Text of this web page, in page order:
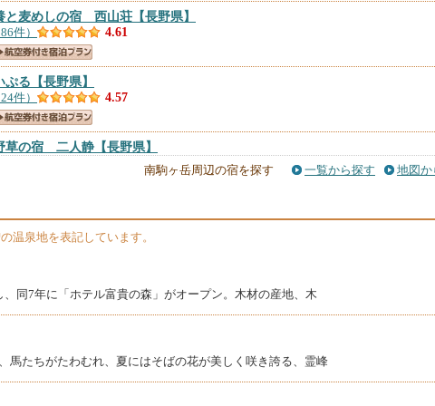
麦めしの宿 西山荘 【長野県】
件） 4.61
ぷる 【長野県】
件） 4.57
草の宿 二人静 【長野県】
湯宿なかやま
高原リゾートリンクス
件） 4.25
清流苑【長野県】
南駒ヶ岳周辺の宿を探す 一覧から探す 地図か
温泉地を表記しています。
、同7年に「ホテル富貴の森」がオープン。木材の産地、木
馬たちがたわむれ、夏にはそばの花が美しく咲き誇る、霊峰